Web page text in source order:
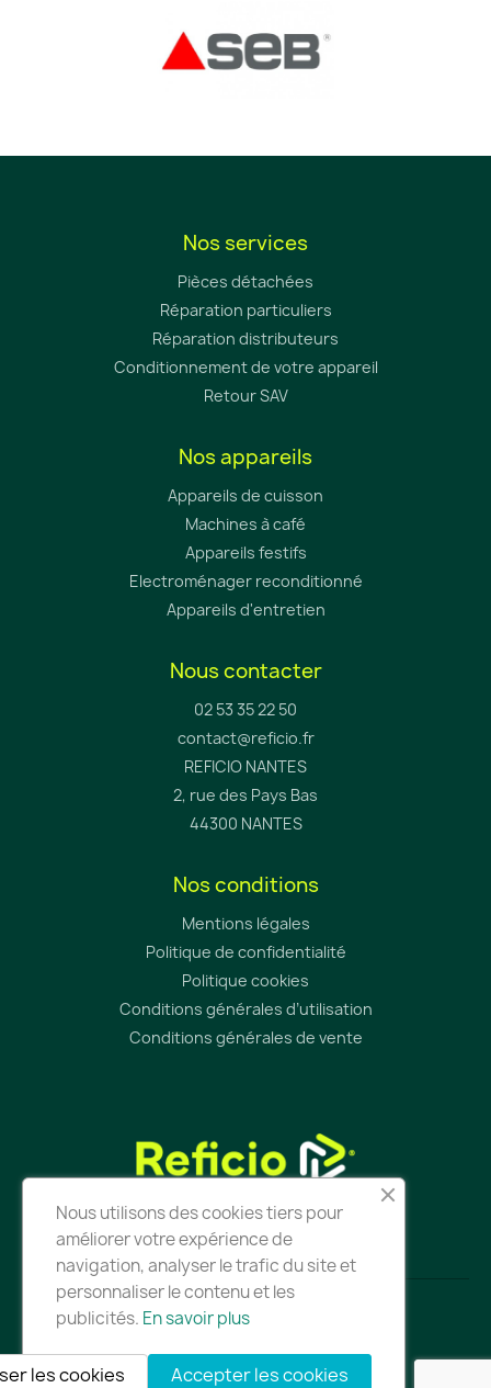
Nos services
Pièces détachées
Réparation particuliers
Réparation distributeurs
Conditionnement de votre appareil
Retour SAV
Nos appareils
Appareils de cuisson
Machines à café
Appareils festifs
Electroménager reconditionné
Appareils d'entretien
Nous contacter
02 53 35 22 50
contact@reficio.fr
REFICIO NANTES
2, rue des Pays Bas
44300 NANTES
Nos conditions
Mentions légales
Politique de confidentialité
Politique cookies
Conditions générales d’utilisation
Conditions générales de vente
Tous droits réservés - Reficio - 2025
Conception du site par
Nous utilisons des cookies tiers pour
améliorer votre expérience de
navigation, analyser le trafic du site et
personnaliser le contenu et les
publicités. En savoir plus
Accepter les cookies
les cookies